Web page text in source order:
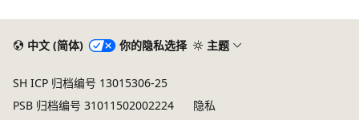
中文 (简体) 你的隐私选择 主题
SH ICP 归档编号 13015306-25
PSB 归档编号 31011502002224
隐私